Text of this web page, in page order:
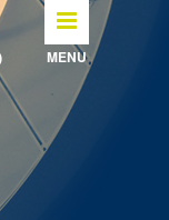
MENU